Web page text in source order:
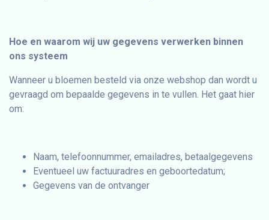
Hoe en waarom wij uw gegevens verwerken binnen
ons systeem
Wanneer u bloemen besteld via onze webshop dan wordt u
gevraagd om bepaalde gegevens in te vullen. Het gaat hier
om:
Naam, telefoonnummer, emailadres, betaalgegevens
Eventueel uw factuuradres en geboortedatum;
Gegevens van de ontvanger